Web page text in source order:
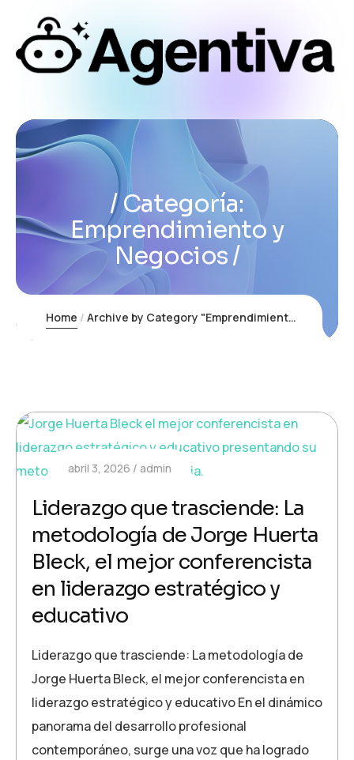
Categoría:
Emprendimiento y
Negocios
Home Archive by Category "Emprendimiento y Negocios"
abril 3, 2026 admin
Liderazgo que trasciende: La
metodología de Jorge Huerta
Bleck, el mejor conferencista
en liderazgo estratégico y
educativo
Liderazgo que trasciende: La metodología de
Jorge Huerta Bleck, el mejor conferencista en
liderazgo estratégico y educativo En el dinámico
panorama del desarrollo profesional
contemporáneo, surge una voz que ha logrado